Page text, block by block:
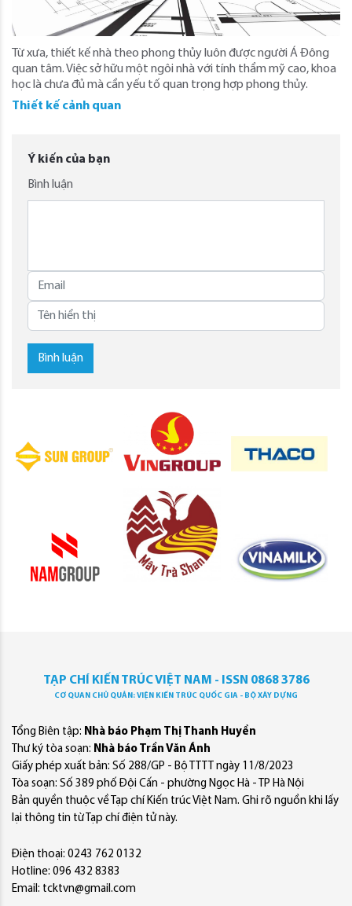
Từ xưa, thiết kế nhà theo phong thủy luôn được người Á Đông
quan tâm. Việc sở hữu một ngôi nhà với tính thẩm mỹ cao, khoa
học là chưa đủ mà cần yếu tố quan trọng hợp phong thủy.
Thiết kế cảnh quan
Ý kiến của bạn
Bình luận
Bình luận
TẠP CHÍ KIẾN TRÚC VIỆT NAM - ISSN 0868 3786
CƠ QUAN CHỦ QUẢN: VIỆN KIẾN TRÚC QUỐC GIA - BỘ XÂY DỰNG
Tổng Biên tập: Nhà báo Phạm Thị Thanh Huyền
Thư ký tòa soạn: Nhà báo Trần Văn Ánh
Giấy phép xuất bản: Số 288/GP - Bộ TTTT ngày 11/8/2023
Tòa soạn: Số 389 phố Đội Cấn - phường Ngọc Hà - TP Hà Nội
Bản quyền thuộc về Tạp chí Kiến trúc Việt Nam. Ghi rõ nguồn khi lấy
lại thông tin từ Tạp chí điện tử này.
Điện thoại: 0243 762 0132
Hotline: 096 432 8383
Email: tcktvn@gmail.com